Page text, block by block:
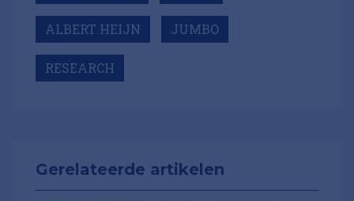
ALBERT HEIJN JUMBO
RESEARCH
Gerelateerde artikelen